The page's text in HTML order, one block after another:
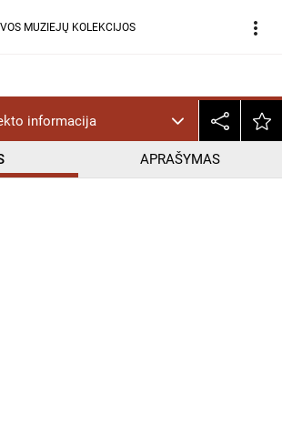
MUZIEJŲ KOLEKCIJOS more_vert
informacija
APRAŠYMAS